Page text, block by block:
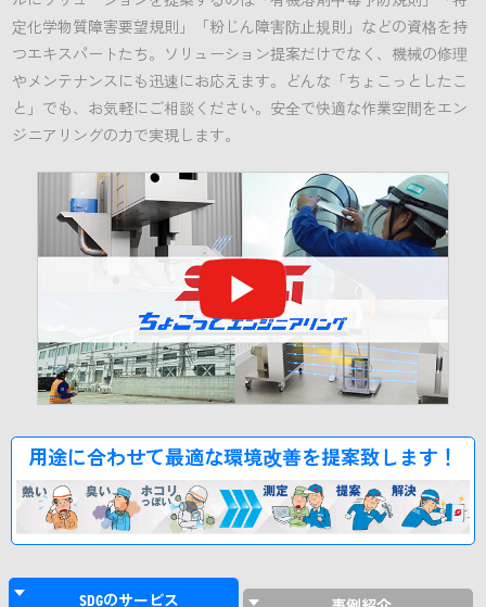
定化学物質障害要望規則」「粉じん障害防止規則」などの資格を持
つエキスパートたち。ソリューション提案だけでなく、機械の修理
やメンテナンスにも迅速にお応えます。どんな「ちょこっとしたこ
と」でも、お気軽にご相談ください。安全で快適な作業空間をエン
ジニアリングの力で実現します。
用途に合わせて最適な環境改善を提案致します！
SDGのサービス